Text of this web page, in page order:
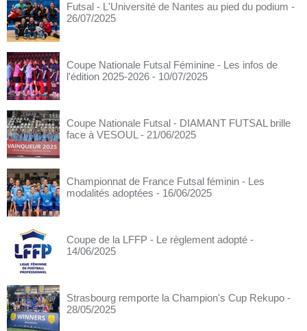
Futsal - L'Université de Nantes au pied du podium -
26/07/2025
Coupe Nationale Futsal Féminine - Les infos de
l'édition 2025-2026 - 10/07/2025
Coupe Nationale Futsal - DIAMANT FUTSAL brille
face à VESOUL - 21/06/2025
Championnat de France Futsal féminin - Les
modalités adoptées - 16/06/2025
Coupe de la LFFP - Le règlement adopté -
14/06/2025
Strasbourg remporte la Champion's Cup Rekupo -
28/05/2025